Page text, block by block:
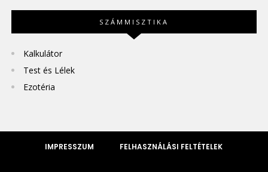
SZÁMMISZTIKA
Kalkulátor
Test és Lélek
Ezotéria
IMPRESSZUM FELHASZNÁLÁSI FELTÉTELEK